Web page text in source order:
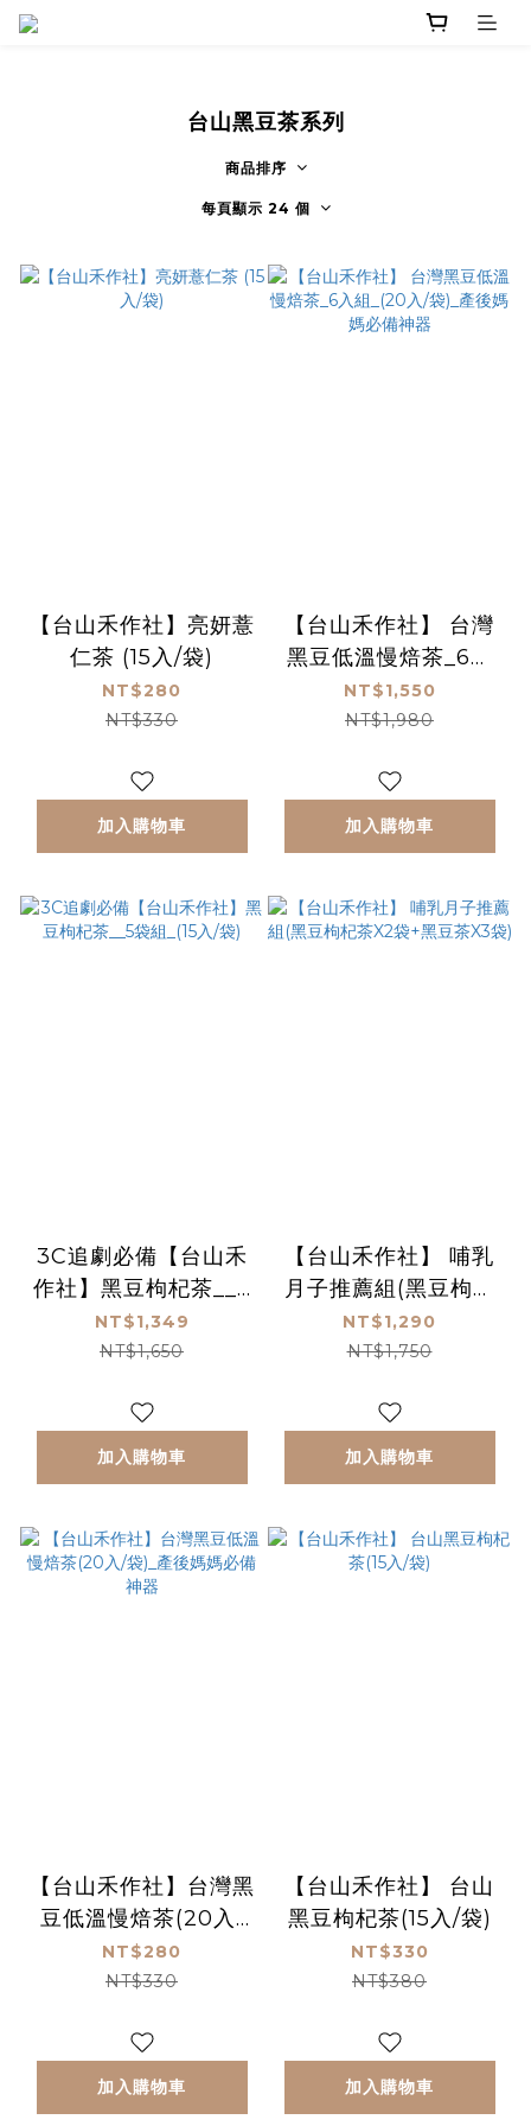
台山黑豆茶系列
商品排序
每頁顯示 24 個
【台山禾作社】亮妍薏
仁茶 (15入/袋)
NT$280
NT$330
加入購物車
【台山禾作社】 台灣
黑豆低溫慢焙茶_6入
組_(20入/袋)_產後媽
媽必備神器
NT$1,550
NT$1,980
加入購物車
3C追劇必備【台山禾
作社】黑豆枸杞茶__5
袋組_(15入/袋)
NT$1,349
NT$1,650
加入購物車
【台山禾作社】 哺乳
月子推薦組(黑豆枸杞
茶X2袋+黑豆茶X3袋)
NT$1,290
NT$1,750
加入購物車
【台山禾作社】台灣黑
豆低溫慢焙茶(20入/
袋)_產後媽媽必備神器
NT$280
NT$330
加入購物車
【台山禾作社】 台山
黑豆枸杞茶(15入/袋)
NT$330
NT$380
加入購物車